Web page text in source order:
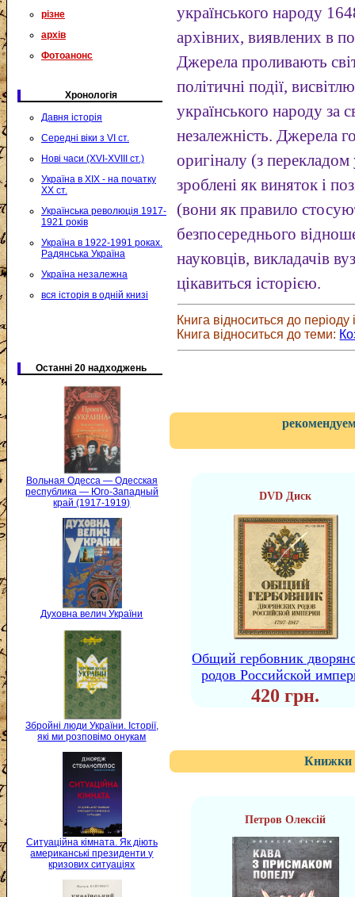
різне
архів
Фотоанонс
Хронологія
Давня історія
Середні віки з VI ст.
Нові часи (XVI-XVIII ст.)
Україна в XIX - на початку
XX ст.
Українська революція 1917-
1921 років
Україна в 1922-1991 роках.
Радянська Україна
Україна незалежна
вся історія в одній книзі
Останні 20 надходжень
Вольная Одесса — Одесская
республика — Юго-Западный
край (1917-1919)
Духовна велич України
Збройні люди України. Історії,
які ми розповімо онукам
Ситуаційна кімната. Як діють
американські президенти у
кризових ситуаціях
українського народу
архівних, виявлених в
Джерела проливають
політичні події,
українського народу за
незалежність. Джерела
оригіналу (з
зроблені як виняток і
(вони як правило
безпосереднього
науковців, викладачів
цікавиться історією.
Книга відноситься до періоду
Книга відноситься до теми:
DVD Диск
Общий гербовник
родов Российской
420 грн.
Книжки
Петров Олексій